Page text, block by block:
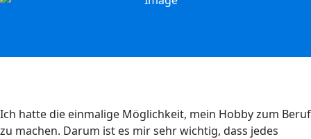
Ich hatte die einmalige Möglichkeit, mein Hobby zum Beruf
zu machen. Darum ist es mir sehr wichtig, dass jedes